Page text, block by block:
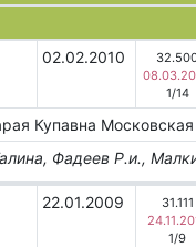
02.02.2010
1/14
Купавна
Фадеев Р.и.,
22.01.2009
31.111
1/9